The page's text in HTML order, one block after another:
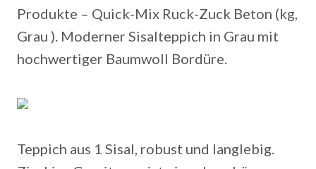
Produkte – Quick-Mix Ruck-Zuck Beton (kg,
Grau ). Moderner Sisalteppich in Grau mit
hochwertiger Baumwoll Bordüre.
Teppich aus 1 Sisal, robust und langlebig.